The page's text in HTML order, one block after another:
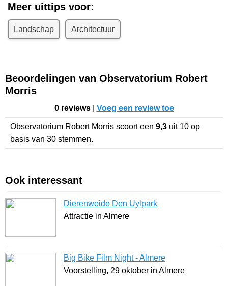
Meer uittips voor:
Landschap Architectuur
Beoordelingen van Observatorium Robert
Morris
0 reviews| Voeg een review toe
Observatorium Robert Morris scoort een 9,3 uit 10 op
basis van 30 stemmen.
Ook interessant
Dierenweide Den Uylpark
Attractie in Almere
Big Bike Film Night - Almere
Voorstelling, 29 oktober in Almere